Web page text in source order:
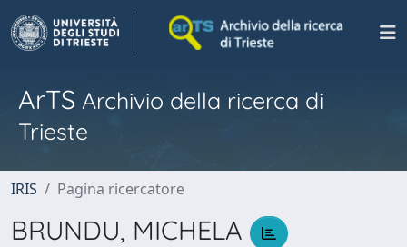
ArTS Archivio della ricerca di
Trieste
IRIS Pagina ricercatore
BRUNDU, MICHELA